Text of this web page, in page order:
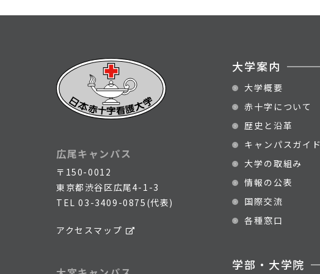
広尾キャンパス
〒150-0012
東京都渋谷区広尾4-1-3
TEL03-3409-0875(代表)
アクセスマップ
大学案内
大学概要
赤十字について
歴史と沿革
キャンパスガイド
大学の取組み
情報の公表
国際交流
各種窓口
学部・大学院